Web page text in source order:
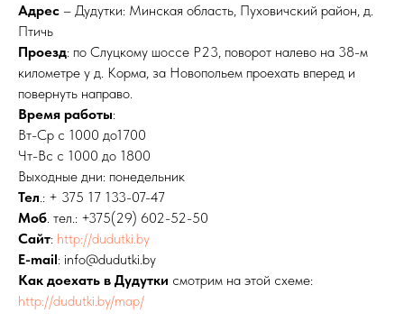
Адрес – Дудутки: Минская область, Пуховичский район, д.
Птичь
Проезд: по Слуцкому шоссе P23, поворот налево на 38-м
километре у д. Корма, за Новопольем проехать вперед и
повернуть направо.
Время работы:
Вт-Ср с 1000 до1700
Чт-Вс с 1000 до 1800
Выходные дни: понедельник
Тел .: + 375 17 133-07-47
Моб . тел.: +375(29) 602-52-50
Сайт: http://dudutki.by
E-mail: info@dudutki.by
Как доехать в Дудутки смотрим на этой схеме:
http://dudutki.by/map/